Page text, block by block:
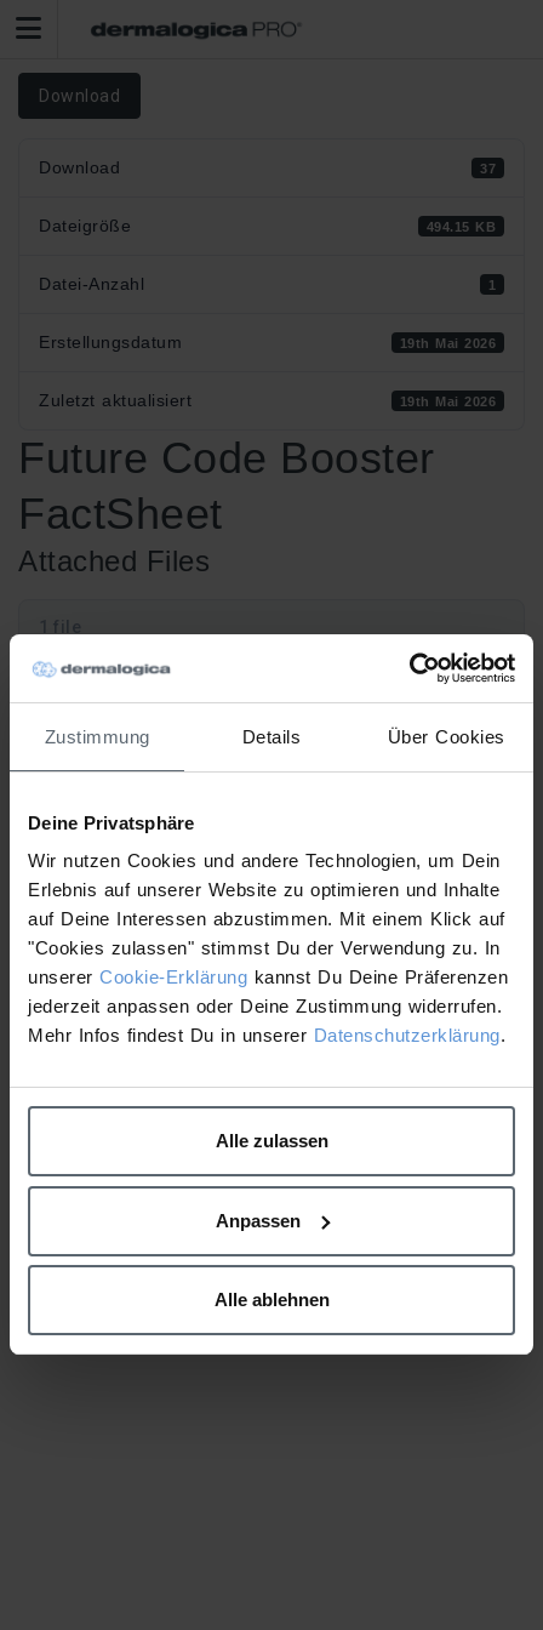
Zustimmung Details Über Cookies
Deine Privatsphäre
Wir nutzen Cookies und andere Technologien, um Dein
Erlebnis auf unserer Website zu optimieren und Inhalte
auf Deine Interessen abzustimmen. Mit einem Klick auf
"Cookies zulassen" stimmst Du der Verwendung zu. In
unserer Cookie-Erklärung kannst Du Deine Präferenzen
jederzeit anpassen oder Deine Zustimmung widerrufen.
Mehr Infos findest Du in unserer Datenschutzerklärung.
Alle zulassen
Anpassen
Alle ablehnen
Download
Download 37
Dateigröße 494.15 KB
Datei-Anzahl 1
Erstellungsdatum 19th Mai 2026
Zuletzt aktualisiert 19th Mai 2026
Future Code Booster
FactSheet
Attached Files
1 file
futurecode booster fact sheet.pdf
494.15 KB
Schulungskalender 2.
Halbjahr 2026
Previous Item
Kommentar verfassen